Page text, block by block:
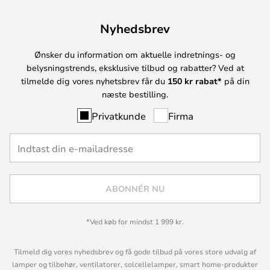
Nyhedsbrev
Ønsker du information om aktuelle indretnings- og
belysningstrends, eksklusive tilbud og rabatter? Ved at
tilmelde dig vores nyhetsbrev får du 150 kr rabat* på din
næste bestilling.
Privatkunde Firma
ABONNÉR NU
*Ved køb for mindst 1 999 kr.
Tilmeld dig vores nyhedsbrev og få gode tilbud på vores store udvalg af
lamper og tilbehør, ventilatorer, solcellelamper, smart home-produkter